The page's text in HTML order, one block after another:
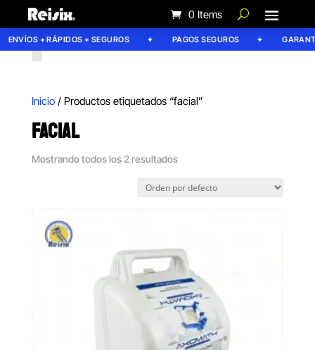
0 Items
ENVÍOS + RÁPIDOS + SEGUROS PAGOS SEGUROS
Inicio/ Productos etiquetados “facial”
FACIAL
Mostrando todos los 2 resultados